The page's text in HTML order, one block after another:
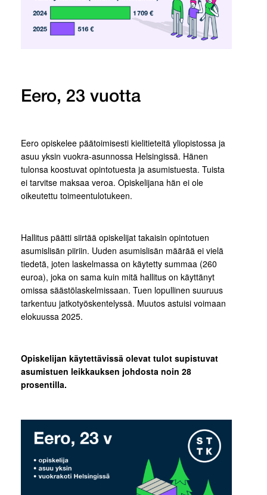
Eero, 23 vuotta
Eero opiskelee päätoimisesti kielitieteitä yliopistossa ja
asuu yksin vuokra-asunnossa Helsingissä. Hänen
tulonsa koostuvat opintotuesta ja asumistuesta. Tuista
ei tarvitse maksaa veroa. Opiskelijana hän ei ole
oikeutettu toimeentulotukeen.
Hallitus päätti siirtää opiskelijat takaisin opintotuen
asumislisän piiriin. Uuden asumislisän määrää ei vielä
tiedetä, joten laskelmassa on käytetty summaa (260
euroa), joka on sama kuin mitä hallitus on käyttänyt
omissa säästölaskelmissaan. Tuen lopullinen suuruus
tarkentuu jatkotyöskentelyssä. Muutos astuisi voimaan
elokuussa 2025.
Opiskelijan käytettävissä olevat tulot supistuvat
asumistuen leikkauksen johdosta noin 28
prosentilla.